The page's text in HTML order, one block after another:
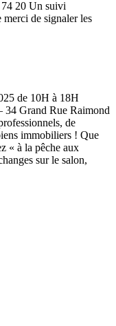
74 20 Un suivi
merci de signaler les
de 10H à 18H
34 Grand Rue Raimond
de
immobiliers ! Que
« à la pêche aux
sur le salon,